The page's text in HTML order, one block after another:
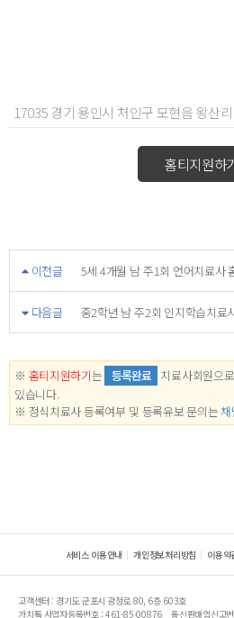
17035 경기 용인시 처인구 모현읍 왕산
홈티지원하
이전글 5세 4개월 남 주1회 언어치료사
다음글 중2학년 남 주2회 인지학습치료
※ 홈티지원하기는 등록완료 치료사회원으
있습니다.
※ 정식치료사 등록여부 및 등록유보 문의는
서비스 이용안내 개인정보처리방침 이용약
고객센터 : 경기도 군포시 광정로 80, 6층 603호
가치톡 사업자등록번호 : 461-85-00876
통신판매업신고